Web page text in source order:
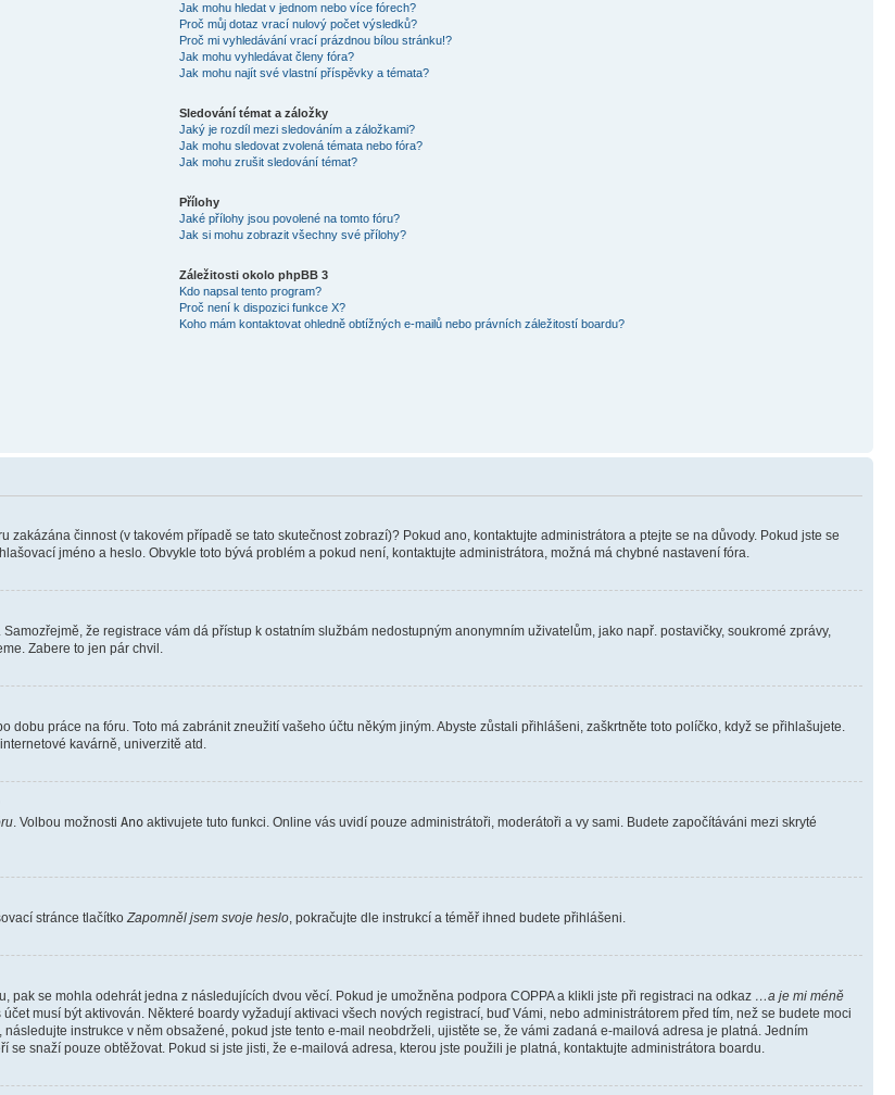
Jak mohu hledat v jednom nebo více fórech?
Proč můj dotaz vrací nulový počet výsledků?
Proč mi vyhledávání vrací prázdnou bílou stránku!?
Jak mohu vyhledávat členy fóra?
Jak mohu najít své vlastní příspěvky a témata?
Sledování témat a záložky
Jaký je rozdíl mezi sledováním a záložkami?
Jak mohu sledovat zvolená témata nebo fóra?
Jak mohu zrušit sledování témat?
Přílohy
Jaké přílohy jsou povolené na tomto fóru?
Jak si mohu zobrazit všechny své přílohy?
Záležitosti okolo phpBB 3
Kdo napsal tento program?
Proč není k dispozici funkce X?
Koho mám kontaktovat ohledně obtížných e-mailů nebo právních záležitostí boardu?
činnost (v takovém případě se tato skutečnost zobrazí)? Pokud ano, kontaktujte administrátora a ptejte se na důvody. Pokud jste se
jméno a heslo. Obvykle toto bývá problém a pokud není, kontaktujte administrátora, možná má chybné nastavení fóra.
že registrace vám dá přístup k ostatním službám nedostupným anonymním uživatelům, jako např. postavičky, soukromé zprávy,
Zabere to jen pár chvil.
dobu práce na fóru. Toto má zabránit zneužití vašeho účtu někým jiným. Abyste zůstali přihlášeni, zaškrtněte toto políčko, když se přihlašujete.
kavárně, univerzitě atd.
. Volbou možnosti Ano aktivujete tuto funkci. Online vás uvidí pouze administrátoři, moderátoři a vy sami. Budete započítáváni mezi skryté
stránce tlačítkoZapomněl jsem svoje heslo, pokračujte dle instrukcí a téměř ihned budete přihlášeni.
se mohla odehrát jedna z následujících dvou věcí. Pokud je umožněna podpora COPPA a klikli jste při registraci na odkaz …a je mi méně
musí být aktivován. Některé boardy vyžadují aktivaci všech nových registrací, buď Vámi, nebo administrátorem před tím, než se budete moci
instrukce v něm obsažené, pokud jste tento e-mail neobdrželi, ujistěte se, že vámi zadaná e-mailová adresa je platná. Jedním
se snaží pouze obtěžovat. Pokud si jste jisti, že e-mailová adresa, kterou jste použili je platná, kontaktujte administrátora boardu.